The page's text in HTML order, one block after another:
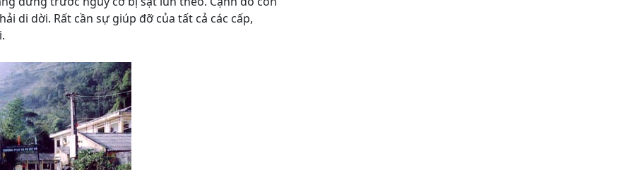
di dời. Rất cần sự giúp đỡ của tất cả các cấp,